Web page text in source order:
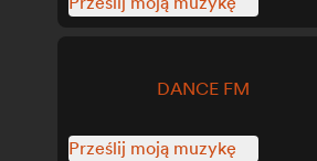
DANCE FM
Prześlij moją muzykę